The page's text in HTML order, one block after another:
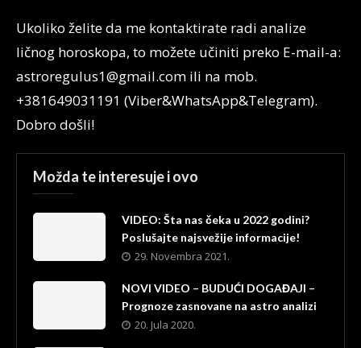
Ukoliko želite da me kontaktirate radi analize
ličnog horoskopa, to možete učiniti preko E-mail-a:
astroregulus1@gmail.com ili na mob.
+381649031191 (Viber&WhatsApp&Telegram).
Dobro došli!
Možda te interesuje i ovo
VIDEO: Šta nas čeka u 2022 godini?
Poslušajte najsvežije informacije!
29. Novembra 2021.
NOVI VIDEO – BUDUĆI DOGAĐAJI –
Prognoze zasnovane na astro analizi
20. Jula 2020.